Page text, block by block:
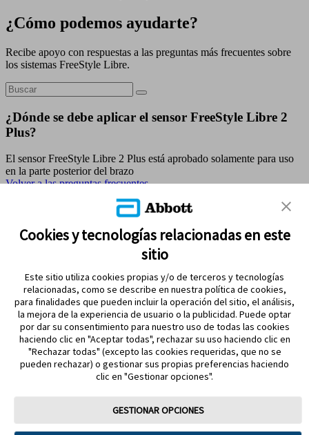
¿Cómo podemos ayudarte?
Recibe apoyo con respuestas a las preguntas más frecuentes sobre
los sistemas FreeStyle Libre.
¿Dónde se debe aplicar el sensor FreeStyle Libre 2
Plus?
El sensor FreeStyle Libre 2 Plus está aprobado solamente para uso
en la parte posterior del brazo
Volver a las preguntas frecuentes
CONTÁCTANOS
MANTENTE EN CONTACTO
Cookies y tecnologías relacionadas en este
sitio
Este sitio utiliza cookies propias y/o de terceros y tecnologías
relacionadas, como se describe en nuestra política de cookies,
para finalidades que pueden incluir la operación del sitio, el análisis,
la mejora de la experiencia de usuario o la publicidad. Puede optar
por dar su consentimiento para nuestro uso de todas las cookies
haciendo clic en "Aceptar todas", rechazar su uso haciendo clic en
"Rechazar todas" (excepto las cookies requeridas, que no se
pueden rechazar) o gestionar sus propias preferencias haciendo
clic en "Gestionar opciones".
GESTIONAR OPCIONES